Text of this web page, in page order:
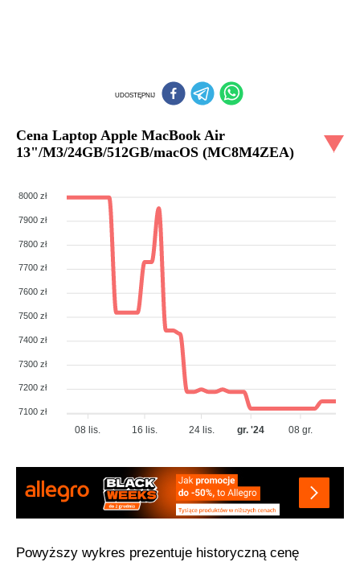
UDOSTĘPNIJ
Cena Laptop Apple MacBook Air
13"/M3/24GB/512GB/macOS (MC8M4ZEA)
8000 zł
7900 zł
7800 zł
7700 zł
7600 zł
7500 zł
7400 zł
7300 zł
7200 zł
7100 zł
08 lis. 16 lis. 24 lis. gr. '24 08 gr.
Powyższy wykres prezentuje historyczną cenę